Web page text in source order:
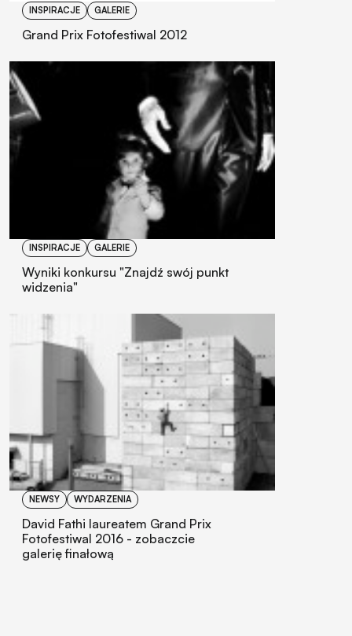
INSPIRACJE GALERIE
Grand Prix Fotofestiwal 2012
INSPIRACJE GALERIE
Wyniki konkursu "Znajdź swój punkt
widzenia"
NEWSY WYDARZENIA
David Fathi laureatem Grand Prix
Fotofestiwal 2016 - zobaczcie
galerię finałową